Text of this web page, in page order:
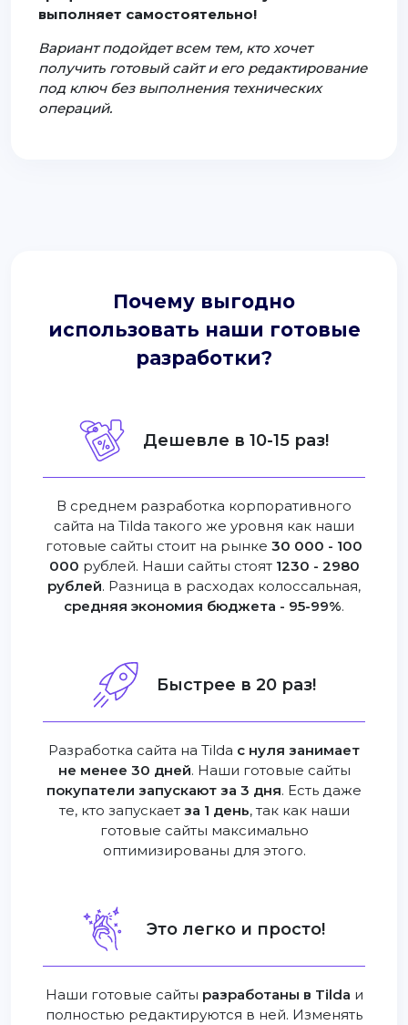
выполняет самостоятельно!
Вариант подойдет всем тем, кто хочет
получить готовый сайт и его редактирование
под ключ без выполнения технических
операций.
Почему выгодно
использовать наши готовые
разработки?
Дешевле в 10-15 раз!
В среднем разработка корпоративного
сайта на Tilda такого же уровня как наши
готовые сайты стоит на рынке 30 000 - 100
000 рублей. Наши сайты стоят 1230 - 2980
рублей. Разница в расходах колоссальная,
средняя экономия бюджета - 95-99%.
Быстрее в 20 раз!
Разработка сайта на Tilda с нуля занимает
не менее 30 дней. Наши готовые сайты
покупатели запускают за 3 дня. Есть даже
те, кто запускает за 1 день, так как наши
готовые сайты максимально
оптимизированы для этого.
Это легко и просто!
Наши готовые сайты разработаны в Tilda и
полностью редактируются в ней. Изменять